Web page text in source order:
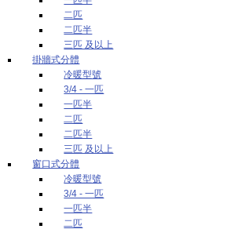
二匹
二匹半
三匹 及以上
掛牆式分體
冷暖型號
3/4 - 一匹
一匹半
二匹
二匹半
三匹 及以上
窗口式分體
冷暖型號
3/4 - 一匹
一匹半
二匹